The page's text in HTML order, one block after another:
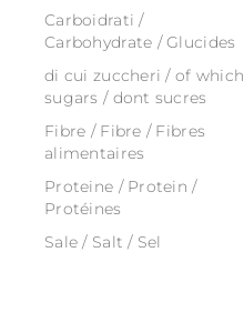
Carboidrati /
Carbohydrate / Glucides
di cui zuccheri / of which
sugars / dont sucres
Fibre / Fibre / Fibres
alimentaires
Proteine / Protein /
Protéines
Sale / Salt / Sel